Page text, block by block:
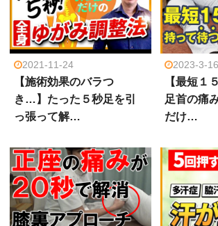
2021-11-24
【施術効果のバラつ
き…】たった５秒足を引
っ張って解…
2023-3-16
【最短１
足首の痛
だけ…